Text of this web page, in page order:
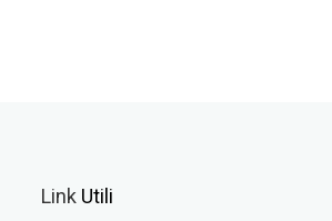
Link Utili